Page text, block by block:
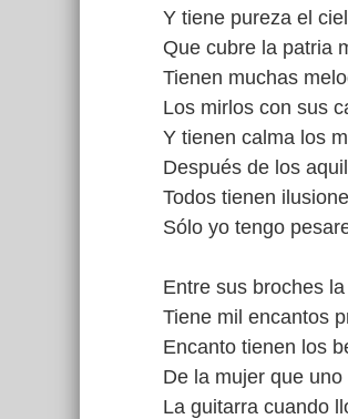
Y tiene pureza el
Que cubre la patria
Tienen muchas
Los mirlos con sus
Y tienen calma los
Después de los
Todos tienen
Sólo yo tengo
Entre sus broches
Tiene mil encantos
Encanto tienen los
De la mujer que uno
La guitarra cuando